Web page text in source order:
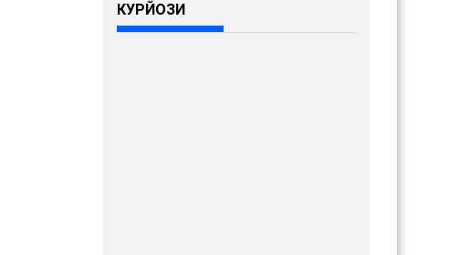
КУРЙОЗИ